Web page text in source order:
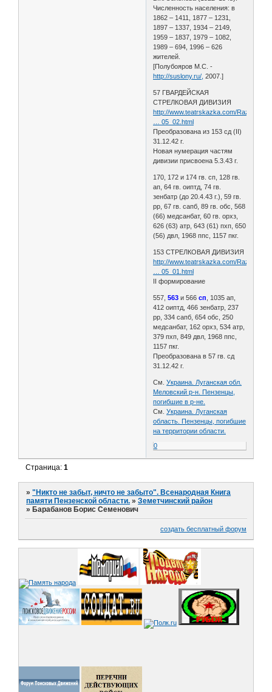
Численность населения: в
1862 – 1411, 1877 – 1231,
1897 – 1337, 1934 – 2149,
1959 – 1837, 1979 – 1082,
1989 – 694, 1996 – 626
жителей.
[Полубояров М.С. -
http://suslony.ru/, 2007.]
57 ГВАРДЕЙСКАЯ
СТРЕЛКОВАЯ ДИВИЗИЯ
http://www.teatrskazka.com/Raznoe/
… 05_02.html
Преобразована из 153 сд (II)
31.12.42 г.
Новая нумерация частям
дивизии присвоена 5.3.43 г.
170, 172 и 174 гв. сп, 128 гв.
ап, 64 гв. оиптд, 74 гв.
зенбатр (до 20.4.43 г.), 59 гв.
рр, 67 гв. сапб, 89 гв. обс, 568
(66) медсанбат, 60 гв. орхз,
626 (63) атр, 643 (61) пхп, 650
(56) двл, 1968 ппс, 1157 пкг.
153 СТРЕЛКОВАЯ ДИВИЗИЯ
http://www.teatrskazka.com/Raznoe/
… 05_01.html
II формирование
557,563 и 566сп , 1035 ап,
412 оиптд, 466 зенбатр, 237
рр, 334 сапб, 654 обс, 250
медсанбат, 162 орхз, 534 атр,
379 пхп, 849 двл, 1968 ппс,
1157 пкг.
Преобразована в 57 гв. сд
31.12.42 г.
См.Украина. Луганская обл.
Меловский р-н. Пензенцы,
погибшие в р-не.
См.Украина. Луганская
область. Пензенцы, погибшие
на территории области.
0
Страница:1
»"Никто не забыт, ничто не забыто". Всенародная Книга
памяти Пензенской области. »Земетчинский район
» Барабанов Борис Семенович
создать бесплатный форум